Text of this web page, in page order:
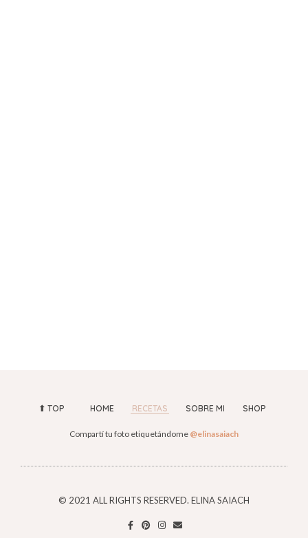
⬆︎ TOP HOME RECETAS SOBRE MI SHOP
Compartí tu foto etiquetándome @elinasaiach
© 2021 ALL RIGHTS RESERVED. ELINA SAIACH